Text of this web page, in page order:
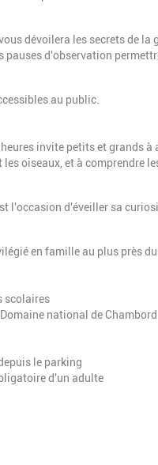
dévoilera les secrets de la
pauses d'observation
au public.
invite petits et grands à
oiseaux, et à comprendre
l'occasion d'éveiller sa
en famille au plus près du
scolaires
national de Chambord
le parking
d'un adulte